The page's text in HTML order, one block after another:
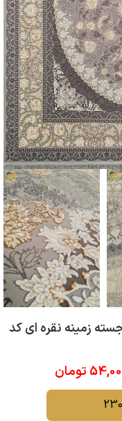
شانه گل برجسته زمینه نقره ای کد
تومان